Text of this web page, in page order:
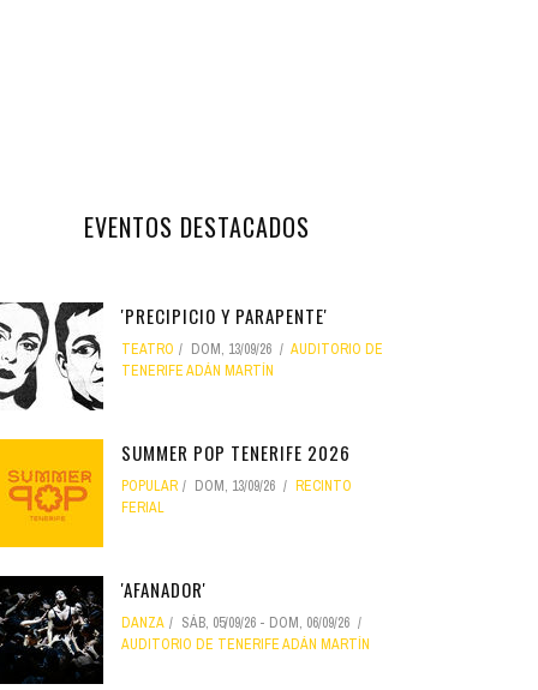
EVENTOS DESTACADOS
'PRECIPICIO Y PARAPENTE'
TEATRO DOM, 13/09/26
AUDITORIO DE
TENERIFE ADÁN MARTÍN
SUMMER POP TENERIFE 2026
POPULAR DOM, 13/09/26
RECINTO
FERIAL
'AFANADOR'
DANZA SÁB, 05/09/26 - DOM, 06/09/26
AUDITORIO DE TENERIFE ADÁN MARTÍN